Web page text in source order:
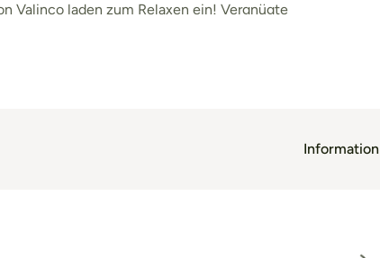
Valinco laden zum Relaxen ein! Vergnügte
Sandstränden mit weißem Sand und
Information